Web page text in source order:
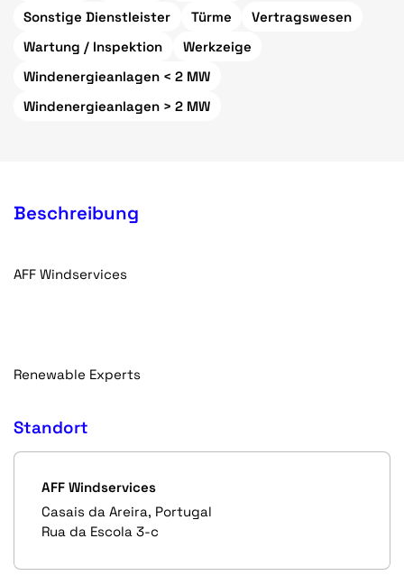
Sonstige Dienstleister
Türme
Vertragswesen
Wartung / Inspektion
Werkzeige
Windenergieanlagen < 2 MW
Windenergieanlagen > 2 MW
Beschreibung
AFF Windservices
Renewable Experts
Standort
AFF Windservices
Casais da Areira, Portugal
Rua da Escola 3-c